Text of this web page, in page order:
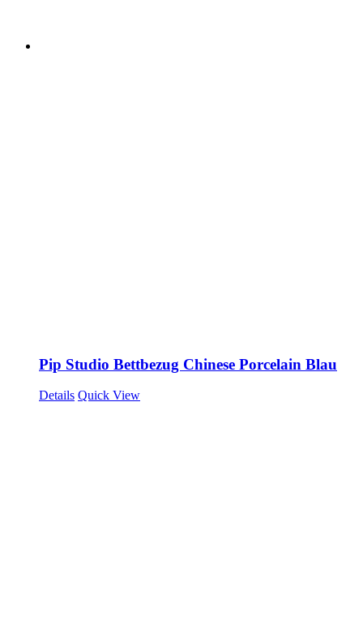
Pip Studio Bettbezug Chinese Porcelain Blau
Details Quick View